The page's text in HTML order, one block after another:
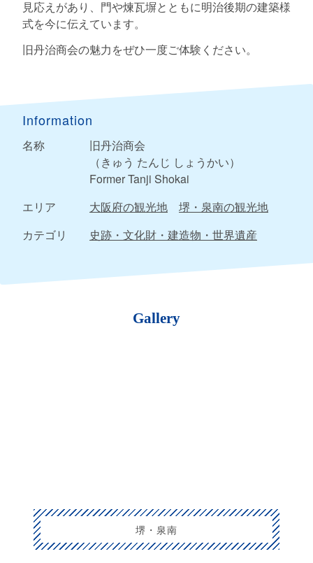
見応えがあり、門や煉瓦塀とともに明治後期の建築様
式を今に伝えています。
旧丹治商会の魅力をぜひ一度ご体験ください。
Information
名称
旧丹治商会
（きゅう たんじ しょうかい）
Former Tanji Shokai
エリア
大阪府の観光地
堺・泉南の観光地
カテゴリ
史跡・文化財・建造物・世界遺産
Gallery
堺・泉南